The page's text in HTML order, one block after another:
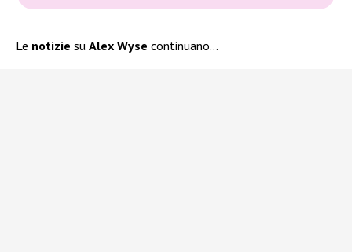
Le notizie su Alex Wyse continuano…